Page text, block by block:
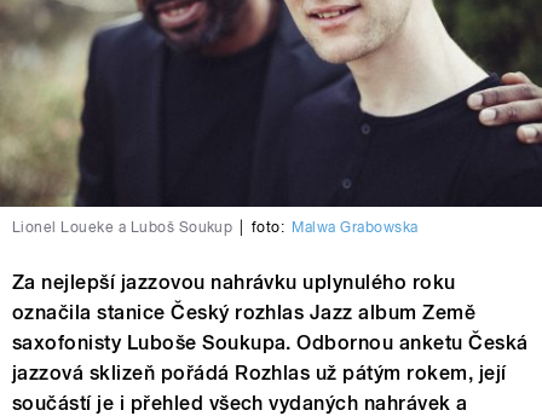
Lionel Loueke a Luboš Soukup foto: Malwa Grabowska
Za nejlepší jazzovou nahrávku uplynulého roku
označila stanice Český rozhlas Jazz album Země
saxofonisty Luboše Soukupa. Odbornou anketu Česká
jazzová sklizeň pořádá Rozhlas už pátým rokem, její
součástí je i přehled všech vydaných nahrávek a